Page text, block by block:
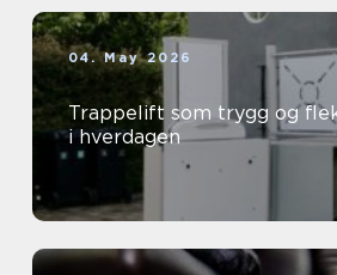
04. May 2026
Trappelift som trygg og
i hverdagen